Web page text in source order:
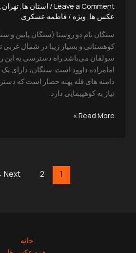
Leave a Comment
/ استان ها ,تهران
عکس ها ویژه / فاطمه عسکری
سنگان نام دو روستا (سنگان پایین و
کوهستانی و بسیار زیبا در شمال غربی
سولقان می‌باشد.راه دسترسی به این
امامزاده داوود است. سنگان، دارای یک
دامنه‌ های قله پهنه‌ حصار است که
نیاز به کوهپیمایی دارد.
Read More »
1
2
Next
خانه